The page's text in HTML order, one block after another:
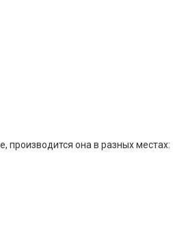
производится она в разных местах: